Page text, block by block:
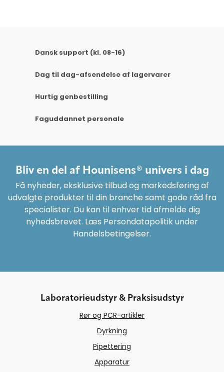
Dansk support (kl. 08-16)
Dag til dag-afsendelse af lagervarer
Hurtig genbestilling
Faguddannet personale
Bliv en del af Hounisens® univers i dag
Få nyheder, eksklusive tilbud og markedsføring af
udvalgte produkter til din branche samt gode råd fra
specialister. Du kan til enhver tid afmelde dig
nyhedsbrevet. Læs Persondatapolitik under
Handelsbetingelser.
Laboratorieudstyr & Praksisudstyr
Rør og PCR-artikler
Dyrkning
Pipettering
Apparatur